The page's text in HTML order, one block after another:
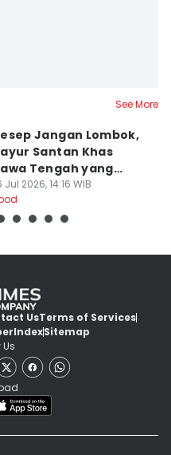
See More
Jangan Lombok,
Santan Khas
Tengah yang
Nikmat!
Jul 2026, 14:16 WIB
UsTerms of Services
IndexSitemap